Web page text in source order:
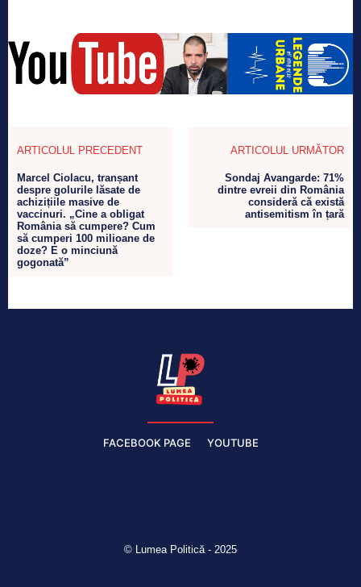
ARTICOLUL PRECEDENT
Marcel Ciolacu, tranșant
despre golurile lăsate de
achizițiile masive de
vaccinuri. „Cine a obligat
România să cumpere? Cum
să cumperi 100 milioane de
doze? E o minciună
gogonată”
ARTICOLUL URMĂTOR
Sondaj Avangarde: 71%
dintre evreii din România
consideră că există
antisemitism în țară
FACEBOOK PAGE YOUTUBE
© Lumea Politică - 2025